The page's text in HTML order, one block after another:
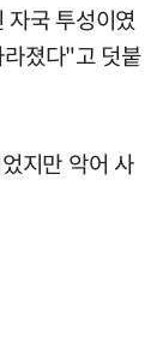
국 투성이였
졌다"고 덧붙
지만 악어 사